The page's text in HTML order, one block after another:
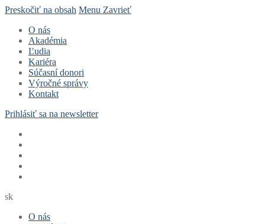
Preskočiť na obsah Menu Zavrieť
O nás
Akadémia
Ľudia
Kariéra
Súčasní donori
Výročné správy
Kontakt
Prihlásiť sa na newsletter
sk
O nás